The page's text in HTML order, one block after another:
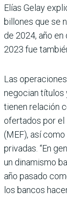
Elías Gelay
billones que se
de 2024, año
2023 fue
Las
nego­cian títulos
tienen relación
ofertados por el
(MEF), así
privadas. “En
un dinamismo
año pasado
los bancos